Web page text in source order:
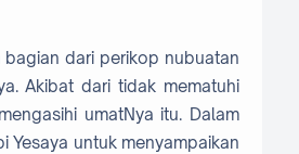
dari perikop nubuatan
Akibat dari tidak mematuhi
umatNya itu. Dalam
Yesaya untuk menyampaikan